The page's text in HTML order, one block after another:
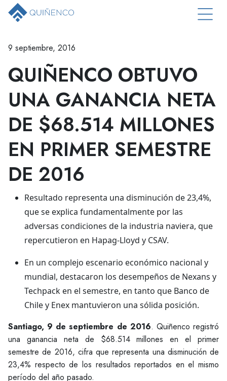
9 septiembre, 2016
QUIÑENCO OBTUVO
UNA GANANCIA NETA
DE $68.514 MILLONES
EN PRIMER SEMESTRE
DE 2016
Resultado representa una disminución de 23,4%,
que se explica fundamentalmente por las
adversas condiciones de la industria naviera, que
repercutieron en Hapag-Lloyd y CSAV.
En un complejo escenario económico nacional y
mundial, destacaron los desempeños de Nexans y
Techpack en el semestre, en tanto que Banco de
Chile y Enex mantuvieron una sólida posición.
Santiago, 9 de septiembre de 2016. Quiñenco registró
una ganancia neta de $68.514 millones en el primer
semestre de 2016, cifra que representa una disminución de
23,4% respecto de los resultados reportados en el mismo
período del año pasado.